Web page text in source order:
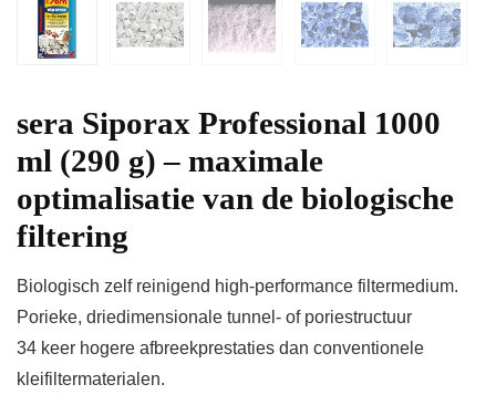
sera Siporax Professional 1000
ml (290 g) – maximale
optimalisatie van de biologische
filtering
Biologisch zelf reinigend high-performance filtermedium.
Porieke, driedimensionale tunnel- of poriestructuur
34 keer hogere afbreekprestaties dan conventionele
kleifiltermaterialen.